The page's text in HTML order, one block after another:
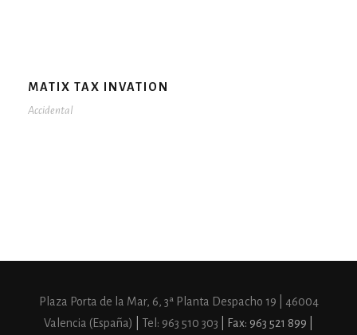
MATIX TAX INVATION
Accidental
Plaza Porta de la Mar, 6, 3ª Planta Despacho 19 | 46004
Valencia (España)
Tel: 963 510 303 | Fax: 963 521 899 |